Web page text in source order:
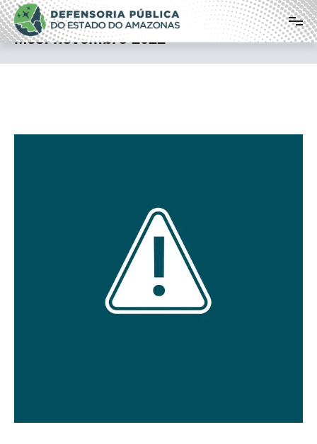
Pular
para
o
conteúdo
Defensoria Pública do Estado do
Amazonas
Mês:novembro 2022